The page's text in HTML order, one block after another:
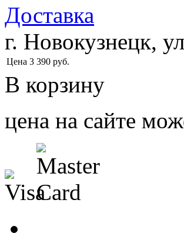
Доставка
г. Новокузнецк,
Цена 3 390 руб.
В корзину
цена на сайте